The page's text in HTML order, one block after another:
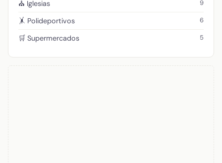
⛪ Iglesias 9
🤸 Polideportivos 6
🛒 Supermercados 5